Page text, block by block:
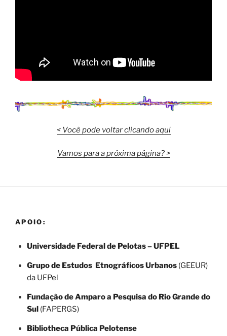
< Você pode voltar clicando aqui
Vamos para a próxima página? >
APOIO:
Universidade Federal de Pelotas – UFPEL
Grupo de Estudos Etnográficos Urbanos(GEEUR)
da UFPel
Fundação de Amparo a Pesquisa do Rio Grande do
Sul (FAPERGS)
Bibliotheca Pública Pelotense